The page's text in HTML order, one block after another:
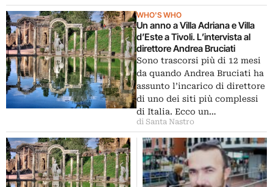
WHO'S WHO
Un anno a Villa Adriana e Villa
d’Este a Tivoli. L’intervista al
direttore Andrea Bruciati
Sono trascorsi più di 12 mesi
da quando Andrea Bruciati ha
assunto l’incarico di direttore
di uno dei siti più complessi
di Italia. Ecco un…
di Santa Nastro